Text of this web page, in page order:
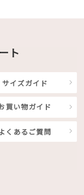
ト
サイズガイド
買い物ガイド
くあるご質問